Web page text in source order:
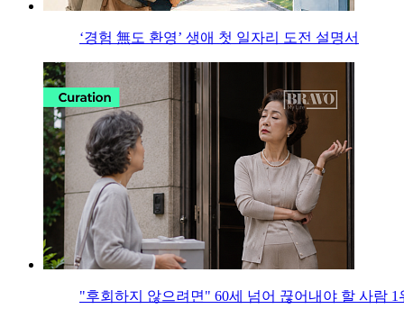
‘경험 無도 환영’ 생애 첫 일자리 도전 설명서
"후회하지 않으려면" 60세 넘어 끊어내야 할 사람 1